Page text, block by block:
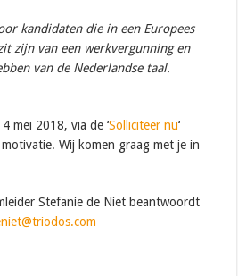
kandidaten die in een Europees
zijn van een werkvergunning en
van de Nederlandse taal.
mei 2018, via de ‘Solliciteer nu‘
Wij komen graag met je in
Stefanie de Niet beantwoordt